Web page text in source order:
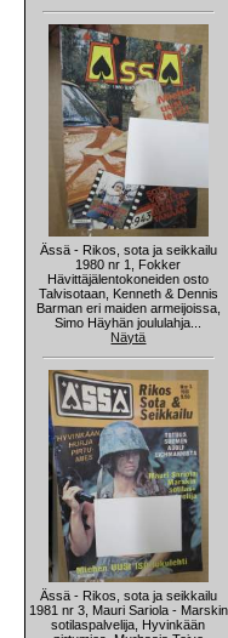
Ässä - Rikos, sota ja seikkailu
1980 nr 1, Fokker
Hävittäjälentokoneiden osto
Talvisotaan, Kenneth & Dennis
Barman eri maiden armeijoissa,
Simo Häyhän joululahja...
Näytä
Ässä - Rikos, sota ja seikkailu
1981 nr 3, Mauri Sariola - Marskin
sotilaspalvelija, Hyvinkään